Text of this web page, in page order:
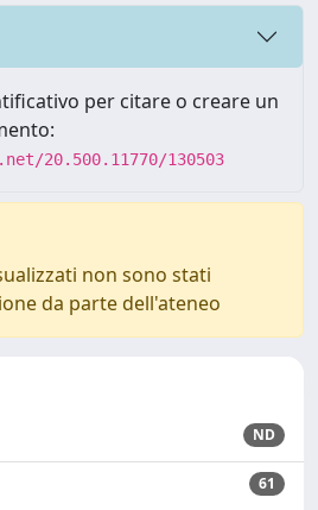
per citare o creare un
20.500.11770/130503
non sono stati
da parte dell'ateneo
ND
61